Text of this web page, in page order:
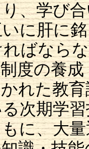
、学び
に肝に
ばなら
度の養成
れた教育
次期学
に、大